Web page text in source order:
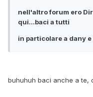
nell'altro forum ero
qui...baci a tutti
in particolare a dany
buhuhuh baci anche a te,